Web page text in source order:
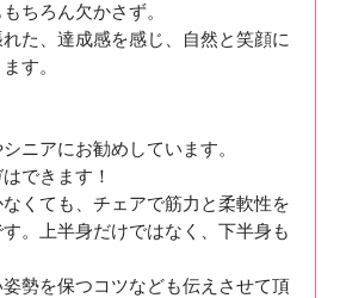
ちろん欠かさず。
た、達成感を感じ、自然と笑顔に
す。
ニアにお勧めしています。
できます！
くても、チェアで筋力と柔軟性を
。上半身だけではなく、下半身も
勢を保つコツなども伝えさせて頂